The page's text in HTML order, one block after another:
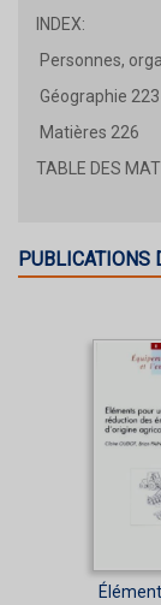
INDEX:
Personnes,
Géographie 223
Matières 226
TABLE DES
PUBLICATIONS